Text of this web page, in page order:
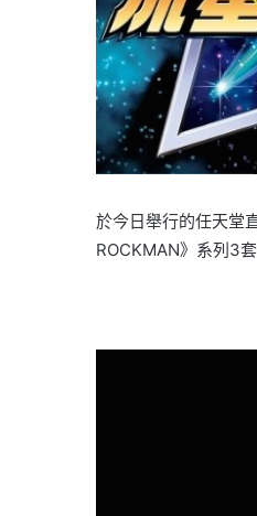
於今日舉行的任天堂
ROCKMAN》系列3